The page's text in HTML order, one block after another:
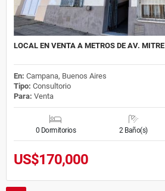
LOCAL EN VENTA A METROS DE AV. MITRE
En: Campana, Buenos Aires
Tipo: Consultorio
Para: Venta
0 Dormitorios 2 Baño(s)
US$170,000